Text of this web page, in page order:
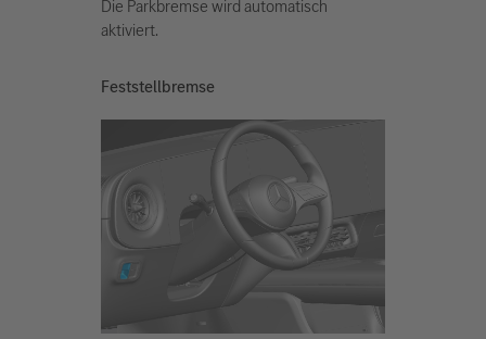
Die Parkbremse wird automatisch
aktiviert.
Feststellbremse